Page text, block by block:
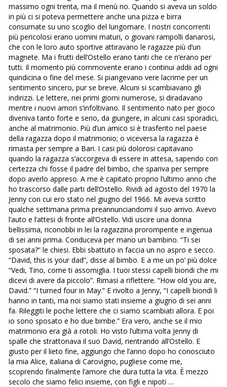
massimo ogni trenta, ma il menù no. Quando si aveva un soldo
in più ci si poteva permettere anche una pizza e birra
consumate su uno scoglio del lungomare. I nostri concorrenti
più pericolosi erano uomini maturi, o giovani rampolli danarosi,
che con le loro auto sportive attiravano le ragazze più d’un
magnete. Ma i frutti dell’Ostello erano tanti che ce n’erano per
tutti. Il momento più commovente erano i continui addii ad ogni
quindicina o fine del mese. Si piangevano vere lacrime per un
sentimento sincero, pur se breve. Alcuni si scambiavano gli
indirizzi. Le lettere, nei primi giorni numerose, si diradavano
mentre i nuovi amori s’infoltivano. Il sentimento nato per gioco
diveniva tanto forte e serio, da giungere, in alcuni casi sporadici,
anche al matrimonio. Più d’un amico si è trasferito nel paese
della ragazza dopo il matrimonio; o viceversa la ragazza è
rimasta per sempre a Bari. I casi più dolorosi capitavano
quando la ragazza s’accorgeva di essere in attesa, sapendo con
certezza chi fosse il padre del bimbo, che spariva per sempre
dopo averlo appreso. A me è capitato proprio l’ultimo anno che
ho trascorso dalle parti dell’Ostello. Rividi ad agosto del 1970 la
Jenny con cui ero stato nel giugno del 1966. Mi aveva scritto
qualche settimana prima preannunciandomi il suo arrivo. Avevo
l’auto e l’attesi di fronte all’Ostello. Vidi uscire una donna
bellissima, riconobbi in lei la ragazzina prorompente e ingenua
di sei anni prima. Conduceva per mano un bambino. “Ti sei
sposata?” le chiesi. Ebbi sbattuto in faccia un no aspro e secco.
“David, this is your dad”, disse al bimbo. E a me un po’ più dolce
“Vedi, Tino, come ti assomiglia. I tuoi stessi capelli biondi che mi
dicevi di avere da piccolo”. Rimasi a riflettere. “How old you are,
David.” “I turned four in May.” E rivolto a Jenny, “I capelli biondi li
hanno in tanti, ma noi siamo stati insieme a giugno di sei anni
fa. Rileggiti le poche lettere che ci siamo scambiati allora. E poi
io sono sposato e ho due bimbe.” Era vero, anche se il mio
matrimonio era già a rotoli. Ho visto l’ultima volta Jenny di
spalle che strattonava il suo David, rientrando all’Ostello. E
giusto per il lieto fine, aggiungo che l’anno dopo ho conosciuto
la mia Alice, italiana di Carovigno, pugliese come me,
scoprendo finalmente l’amore che dura tutta la vita. È mezzo
secolo che siamo felici insieme, con figli e nipoti …